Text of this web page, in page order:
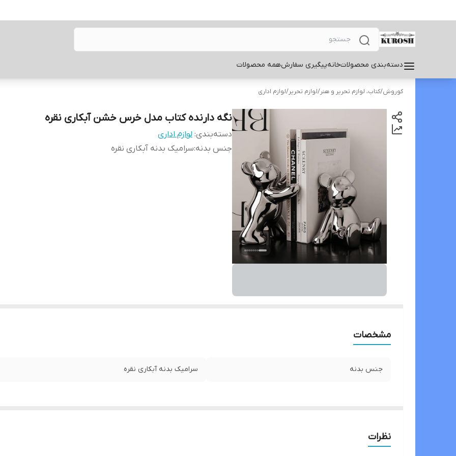
دسته‌بندی محصولاتخانهپیگیری سفارشهمه محصولات
کوروش/کتاب، لوازم تحریر و هنر/لوازم تحریر/لوازم اداری
نگه دارنده کتاب مدل خرس خشن آبکاری نقره
دسته‌بندی: لوازم اداری
جنس بدنه:سرامیک بدنه آبکاری نقره
مشخصات
جنس بدنه سرامیک بدنه آبکاری نقره
نظرات